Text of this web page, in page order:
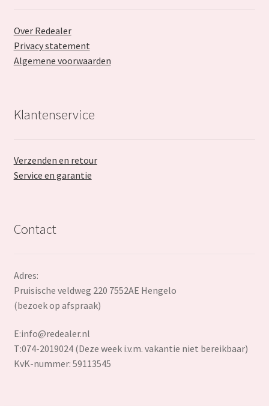
Over Redealer
Privacy statement
Algemene voorwaarden
Klantenservice
Verzenden en retour
Service en garantie
Contact
Adres:
Pruisische veldweg 220 7552AE Hengelo
(bezoek op afspraak)
E:info@redealer.nl
T:074-2019024 (Deze week i.v.m. vakantie niet bereikbaar)
KvK-nummer: 59113545